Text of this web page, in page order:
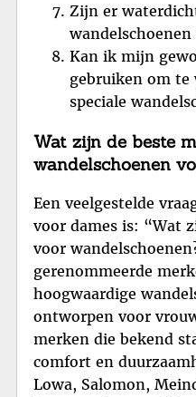
Zijn er
wandelschoenen
Kan ik mijn
gebruiken om te
speciale
Wat zijn de beste
wandelschoenen
Een veelgestelde
voor dames is: “Wat
voor
gerenommeerde
hoogwaardige
ontworpen voor
merken die bekend
comfort en
Lowa, Salomon,